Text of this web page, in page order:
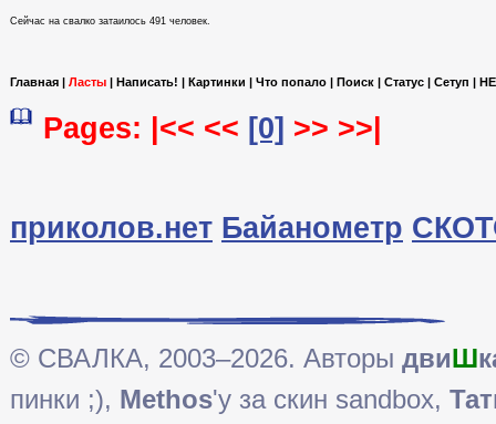
Сейчас на cвалко затаилось 491 человек.
Главная | Ласты | Написать! | Картинки | Что попало | Поиск | Статус | Сетуп |
Pages: |<< << [0] >> >>|
приколов.нет Байанометр
© СВАЛКА, 2003–2026. Авторы двиШ
пинки ;), Methos'у за скин sandbox,